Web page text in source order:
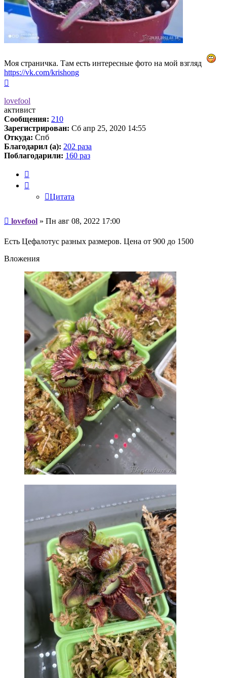
Моя страничка. Там есть интересные фото на мой взгляд
https://vk.com/krishong
началу
lovefool
активист
Сообщения: 210
Зарегистрирован: Сб апр 25, 2020 14:55
Откуда: Спб
Благодарил (а): 202 раза
Поблагодарили: 160 раз
Цитата
Сообщение
lovefool » Пн авг 08, 2022 17:00
Есть Цефалотус разных размеров. Цена от 900 до 1500
Вложения